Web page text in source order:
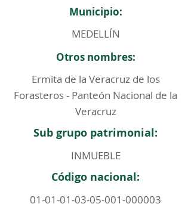
Municipio:
MEDELLÍN
Otros nombres:
Ermita de la Veracruz de los
Forasteros - Panteón Nacional de la
Veracruz
Sub grupo patrimonial:
INMUEBLE
Código nacional:
01-01-01-03-05-001-000003